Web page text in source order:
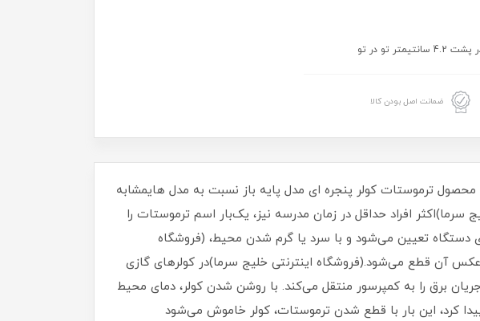
ضمانت اصل بودن کالا
ترموستات کولر پنجره ای مدل پایه باز نسبت به مدل هایمشابه
سرما)اکثر افراد حداقل در زمان مدرسه نیز، یک‌بار اسم ترموستات را
دستگاه تعیین می‌شود و با سرد یا گرم شدن محیط، (فروشگاه
آن قطع می‌شود.(فروشگاه اینترنتی خلیج سرما)در کولرهای گازی
برق را به کمپرسور منتقل می‌کند. با روشن شدن کولر، دمای محیط
کرد، این بار با قطع شدن ترموستات، کولر خاموش می‌شود